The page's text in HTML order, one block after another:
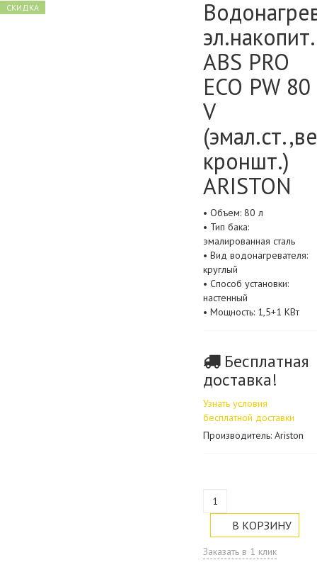
СКИДКА
эл.накопит.
ABS PRO
ECO PW 80
V
кроншт.)
ARISTON
• Объем: 80 л
• Тип бака:
эмалированная сталь
• Вид водонагревателя:
круглый
• Способ установки:
настенный
• Мощность: 1,5+1 КВт
Бесплатная
доставка!
Узнать условия
бесплатной доставки
Производитель: Ariston
Заказать в 1 клик